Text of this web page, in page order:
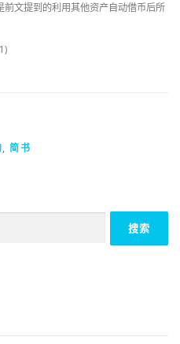
文提到的利用其他资产自动借币后所
, 简书